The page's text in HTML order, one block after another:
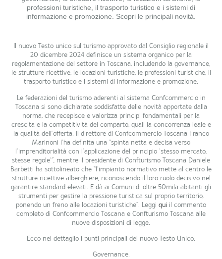
professioni turistiche, il trasporto turistico e i sistemi di
informazione e promozione. Scopri le principali novità.
Il nuovo Testo unico sul turismo approvato dal Consiglio regionale il
20 dicembre 2024 definisce un sistema organico per la
regolamentazione del settore in Toscana, includendo la governance,
le strutture ricettive, le locazioni turistiche, le professioni turistiche, il
trasporto turistico e i sistemi di informazione e promozione.
Le federazioni del turismo aderenti al sistema Confcommercio in
Toscana si sono dichiarate soddisfatte delle novità apportate dalla
norma, che recepisce e valorizza principi fondamentali per la
crescita e la competitività del comparto, quali la concorrenza leale e
la qualità dell’offerta. Il direttore di Confcommercio Toscana Franco
Marinoni l’ha definita una “spinta netta e decisa verso
l’imprenditorialità con l’applicazione del principio ‘stesso mercato,
stesse regole’”, mentre il presidente di Confturismo Toscana Daniele
Barbetti ha sottolineato che “l’impianto normativo mette al centro le
strutture ricettive alberghiere, riconoscendo il loro ruolo decisivo nel
garantire standard elevati. E dà ai Comuni di oltre 50mila abitanti gli
strumenti per gestire la pressione turistica sul proprio territorio,
ponendo un freno alle locazioni turistiche”. Leggi qui il commento
completo di Confcommercio Toscana e Confturismo Toscana alle
nuove disposizioni di legge.
Ecco nel dettaglio i punti principali del nuovo Testo Unico.
Governance.